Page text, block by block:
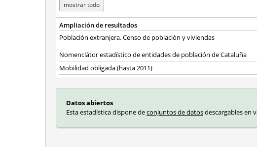
mostrar todo
Ampliación de resultados
Población extranjera. Censo de población y viviendas
Nomenclátor estadístico de entidades de población de Cataluña
Mobilidad obligada (hasta 2011)
Datos abiertos
Esta estadística dispone deconjuntos de datosdescargables en